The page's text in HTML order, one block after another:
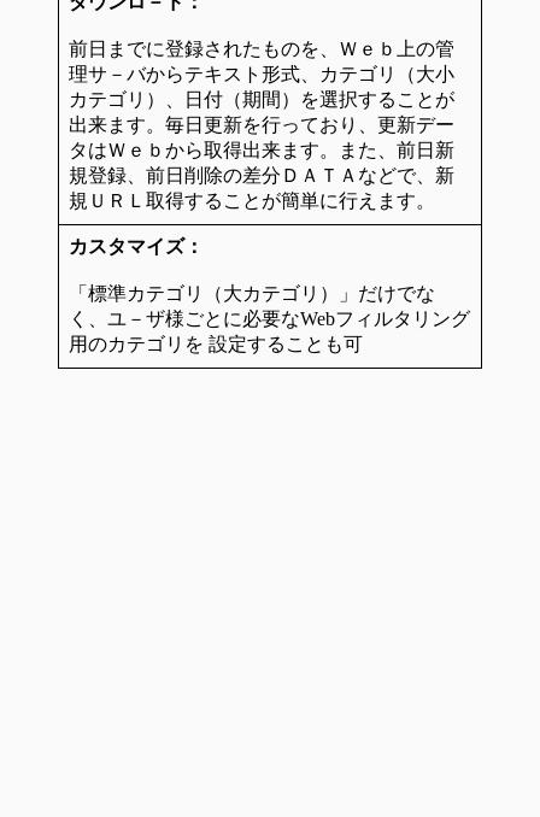
前日までに登録されたものを、Ｗｅｂ上の管
理サ－バからテキスト形式、カテゴリ（大小
カテゴリ）、日付（期間）を選択することが
出来ます。毎日更新を行っており、更新デー
タはＷｅｂから取得出来ます。また、前日新
規登録、前日削除の差分ＤＡＴＡなどで、新
規ＵＲＬ取得することが簡単に行えます。
カスタマイズ：
「標準カテゴリ（大カテゴリ）」だけでな
く、ユ－ザ様ごとに必要なWebフィルタリング
用のカテゴリを 設定することも可